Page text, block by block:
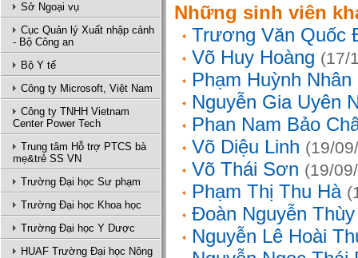
Sở Ngoại vụ
Cục Quản lý Xuất nhập cảnh
- Bộ Công an
Bộ Y tế
Công ty Microsoft, Việt Nam
Công ty TNHH Vietnam
Center Power Tech
Trung tâm Hỗ trợ PTCS bà
mẹ&trẻ SS VN
Trường Đại học Sư phạm
Trường Đại học Khoa học
Trường Đại học Y Dược
HUAF Trường Đại học Nông
Những sinh viên
Trương Văn Quốc
Võ Huy Hoàng (17/
Phạm Huỳnh Nhân
Nguyễn Gia Uyên
Phan Nam Bảo
Võ Diệu Linh (19/
Võ Thái Sơn (19/
Phạm Thị Thu Hà
Đoàn Nguyễn
Nguyễn Lê Hoài